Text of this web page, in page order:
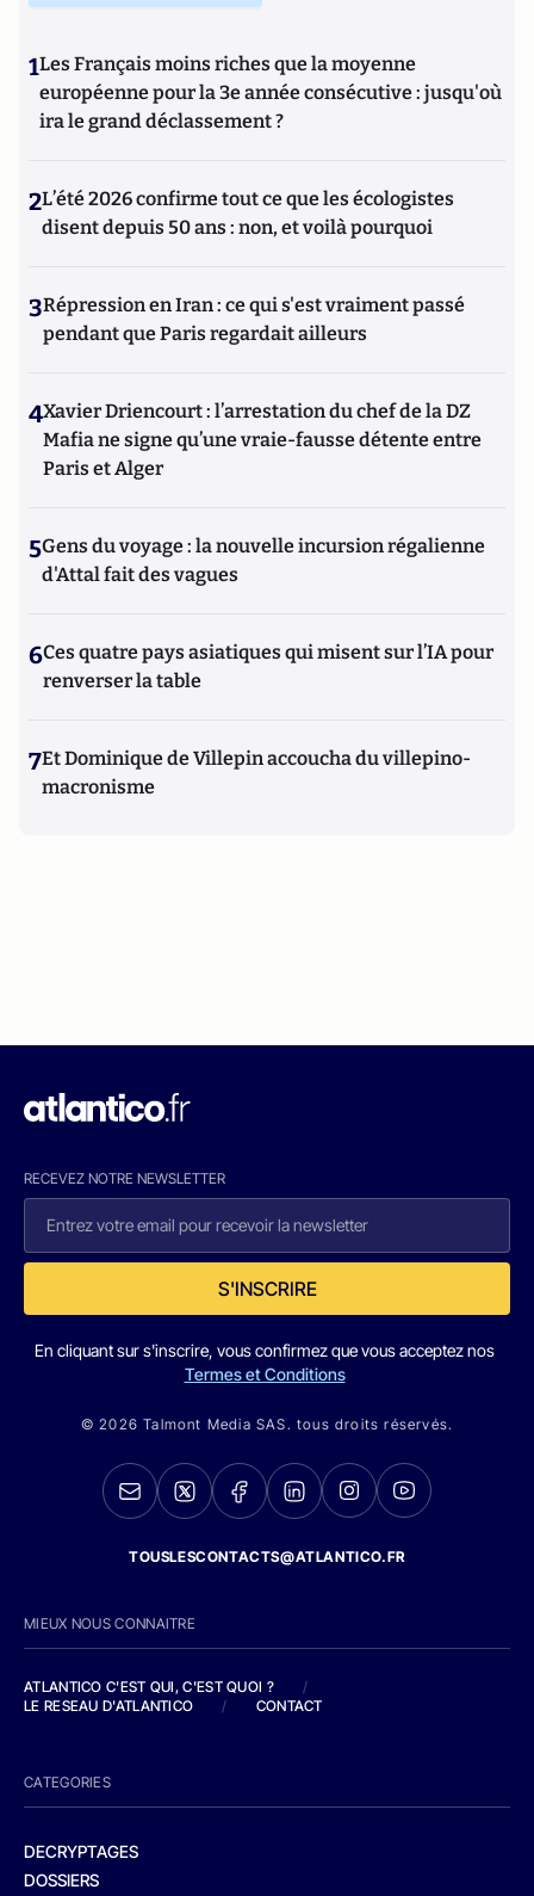
1Les Français moins riches que la moyenne
européenne pour la 3e année consécutive : jusqu'où
ira le grand déclassement ?
2L’été 2026 confirme tout ce que les écologistes
disent depuis 50 ans : non, et voilà pourquoi
3Répression en Iran : ce qui s'est vraiment passé
pendant que Paris regardait ailleurs
4Xavier Driencourt : l’arrestation du chef de la DZ
Mafia ne signe qu’une vraie-fausse détente entre
Paris et Alger
5Gens du voyage : la nouvelle incursion régalienne
d'Attal fait des vagues
6Ces quatre pays asiatiques qui misent sur l’IA pour
renverser la table
7Et Dominique de Villepin accoucha du villepino-
macronisme
RECEVEZ NOTRE NEWSLETTER
S'INSCRIRE
En cliquant sur s'inscrire, vous confirmez que vous acceptez nos
Termes et Conditions
© 2026 Talmont Media SAS. tous droits réservés.
TOUSLESCONTACTS@ATLANTICO.FR
MIEUX NOUS CONNAITRE
ATLANTICO C'EST QUI, C'EST QUOI ?
/
LE RESEAU D'ATLANTICO
/ CONTACT
CATEGORIES
DECRYPTAGES
DOSSIERS